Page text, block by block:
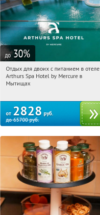
до 30%
05:53:32
Купи первым!
Московская обл., г. Мытищи, д.
Отдых для двоих с питанием в отеле
Arthurs Spa Hotel by Mercure в
Мытищах
от 2828 руб.
до65700руб.